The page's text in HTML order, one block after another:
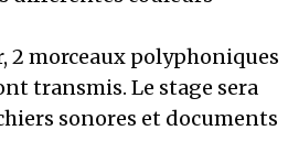
2 morceaux polyphoniques
transmis. Le stage sera
sonores et documents